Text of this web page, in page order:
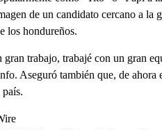
de un candidato cercano a la
los hondureños.
trabajo, trabajé con un gran
Aseguró también que, de